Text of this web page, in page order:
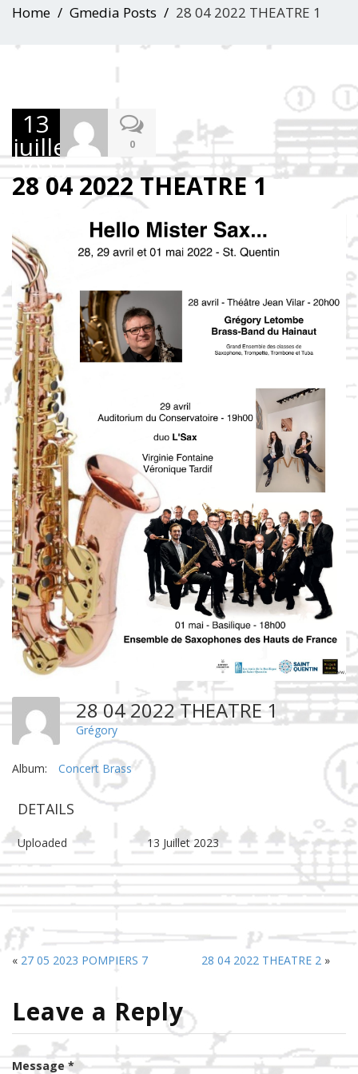
Home Gmedia Posts 28 04 2022 THEATRE 1
13
juillet
2023
0
28 04 2022 THEATRE 1
28 04 2022 THEATRE 1
Grégory
Album: Concert Brass
DETAILS
Uploaded 13 Juillet 2023
« 27 05 2023 POMPIERS 7 28 04 2022 THEATRE 2»
Leave a Reply
Message *